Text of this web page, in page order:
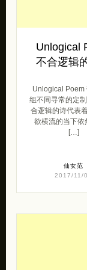
Unlogical
不合逻辑
Unlogical Poem
组不同寻常的定
合逻辑的诗代表
欲横流的当下依
[…]
仙女范
2017/11/